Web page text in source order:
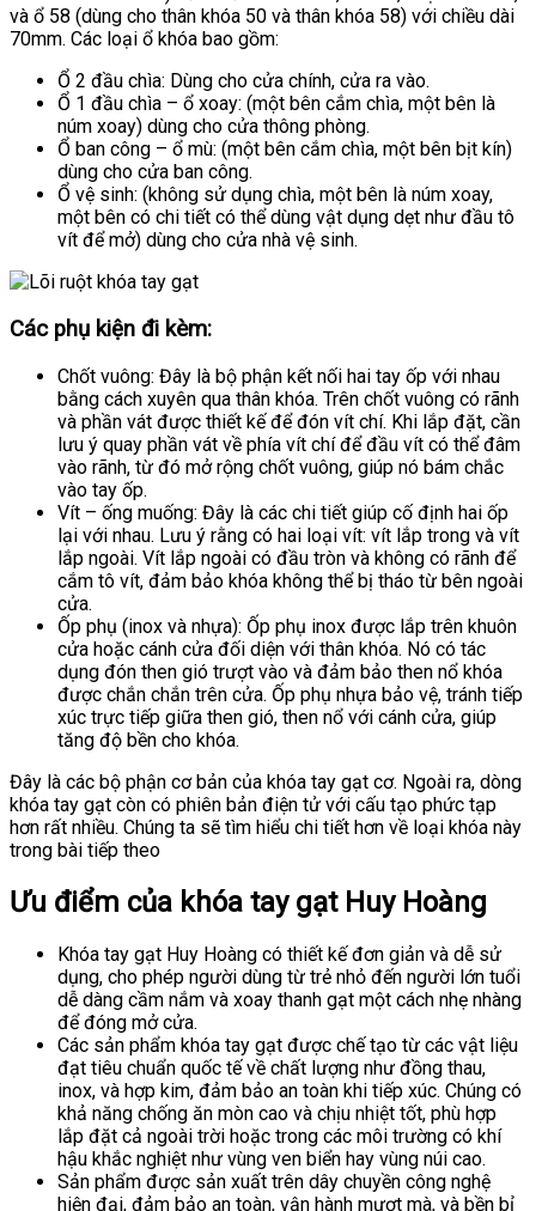
và ổ 58 (dùng cho thân khóa 50 và thân khóa 58) với chiều dài
70mm. Các loại ổ khóa bao gồm:
Ổ 2 đầu chìa: Dùng cho cửa chính, cửa ra vào.
Ổ 1 đầu chìa – ổ xoay: (một bên cắm chìa, một bên là
núm xoay) dùng cho cửa thông phòng.
Ổ ban công – ổ mù: (một bên cắm chìa, một bên bịt kín)
dùng cho cửa ban công.
Ổ vệ sinh: (không sử dụng chìa, một bên là núm xoay,
một bên có chi tiết có thể dùng vật dụng dẹt như đầu tô
vít để mở) dùng cho cửa nhà vệ sinh.
Các phụ kiện đi kèm:
Chốt vuông: Đây là bộ phận kết nối hai tay ốp với nhau
bằng cách xuyên qua thân khóa. Trên chốt vuông có rãnh
và phần vát được thiết kế để đón vít chí. Khi lắp đặt, cần
lưu ý quay phần vát về phía vít chí để đầu vít có thể đâm
vào rãnh, từ đó mở rộng chốt vuông, giúp nó bám chắc
vào tay ốp.
Vít – ống muống: Đây là các chi tiết giúp cố định hai ốp
lại với nhau. Lưu ý rằng có hai loại vít: vít lắp trong và vít
lắp ngoài. Vít lắp ngoài có đầu tròn và không có rãnh để
cắm tô vít, đảm bảo khóa không thể bị tháo từ bên ngoài
cửa.
Ốp phụ (inox và nhựa): Ốp phụ inox được lắp trên khuôn
cửa hoặc cánh cửa đối diện với thân khóa. Nó có tác
dụng đón then gió trượt vào và đảm bảo then nổ khóa
được chắn chắn trên cửa. Ốp phụ nhựa bảo vệ, tránh tiếp
xúc trực tiếp giữa then gió, then nổ với cánh cửa, giúp
tăng độ bền cho khóa.
Đây là các bộ phận cơ bản của khóa tay gạt cơ. Ngoài ra, dòng
khóa tay gạt còn có phiên bản điện tử với cấu tạo phức tạp
hơn rất nhiều. Chúng ta sẽ tìm hiểu chi tiết hơn về loại khóa này
trong bài tiếp theo
Ưu điểm của khóa tay gạt Huy Hoàng
Khóa tay gạt Huy Hoàng có thiết kế đơn giản và dễ sử
dụng, cho phép người dùng từ trẻ nhỏ đến người lớn tuổi
dễ dàng cầm nắm và xoay thanh gạt một cách nhẹ nhàng
để đóng mở cửa.
Các sản phẩm khóa tay gạt được chế tạo từ các vật liệu
đạt tiêu chuẩn quốc tế về chất lượng như đồng thau,
inox, và hợp kim, đảm bảo an toàn khi tiếp xúc. Chúng có
khả năng chống ăn mòn cao và chịu nhiệt tốt, phù hợp
lắp đặt cả ngoài trời hoặc trong các môi trường có khí
hậu khắc nghiệt như vùng ven biển hay vùng núi cao.
Sản phẩm được sản xuất trên dây chuyền công nghệ
hiện đại, đảm bảo an toàn, vận hành mượt mà, và bền bỉ